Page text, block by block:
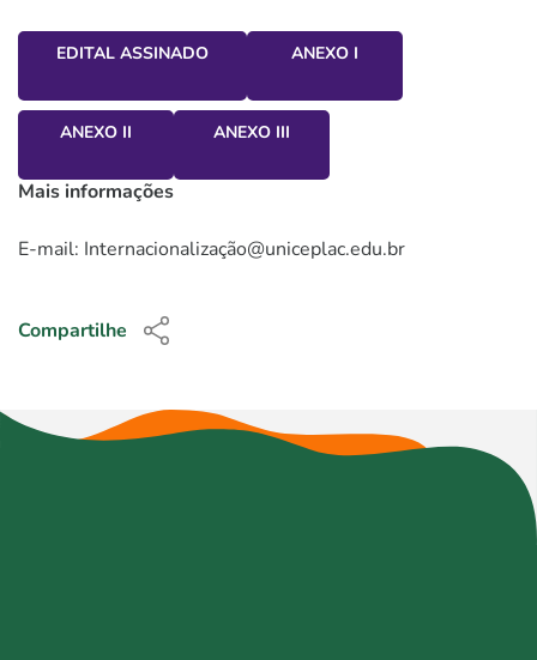
EDITAL ASSINADO ANEXO I
ANEXO II ANEXO III
Mais informações
E-mail: Internacionalização@uniceplac.edu.br
Compartilhe